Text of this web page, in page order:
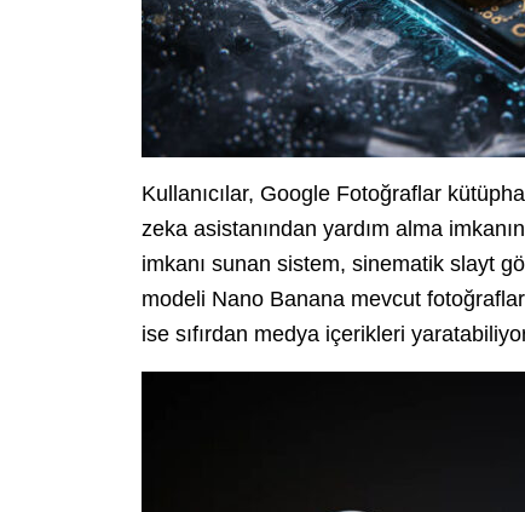
Kullanıcılar, Google Fotoğraflar
zeka asistanından yardım alma
imkanı sunan sistem, sinematik slayt
modeli Nano Banana mevcut
ise sıfırdan medya içerikleri